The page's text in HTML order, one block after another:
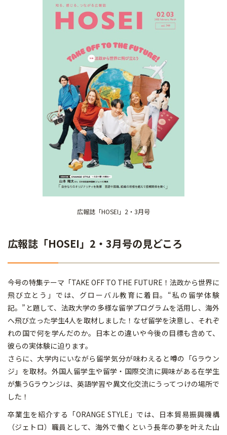
広報誌「HOSEI」2・3月号
広報誌「HOSEI」2・3月号の見どころ
今号の特集テーマ「TAKE OFF TO THE FUTURE！法政から世界に
飛び立とう」では、グローバル教育に着目。“私の留学体験
記。”と題して、法政大学の多様な留学プログラムを活用し、海外
へ飛び立った学生4人を取材しました！なぜ留学を決意し、それぞ
れの国で何を学んだのか。日本との違いや今後の目標も含めて、
彼らの実体験に迫ります。
さらに、大学内にいながら留学気分が味わえると噂の「Gラウン
ジ」を取材。外国人留学生や留学・国際交流に興味がある在学生
が集うGラウンジは、英語学習や異文化交流にうってつけの場所で
した！
卒業生を紹介する「ORANGE STYLE」では、日本貿易振興機構
（ジェトロ）職員として、海外で働くという長年の夢を叶えた山